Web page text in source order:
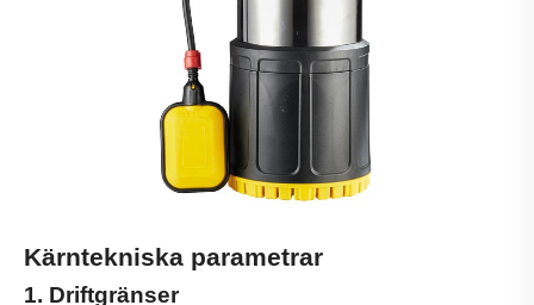
Kärntekniska parametrar
1. Driftgränser